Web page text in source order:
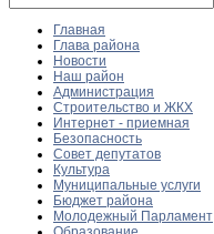
Главная
Глава района
Новости
Наш район
Администрация
Строительство и ЖКХ
Интернет - приемная
Безопасность
Совет депутатов
Культура
Муниципальные услуги
Бюджет района
Молодежный Парламент